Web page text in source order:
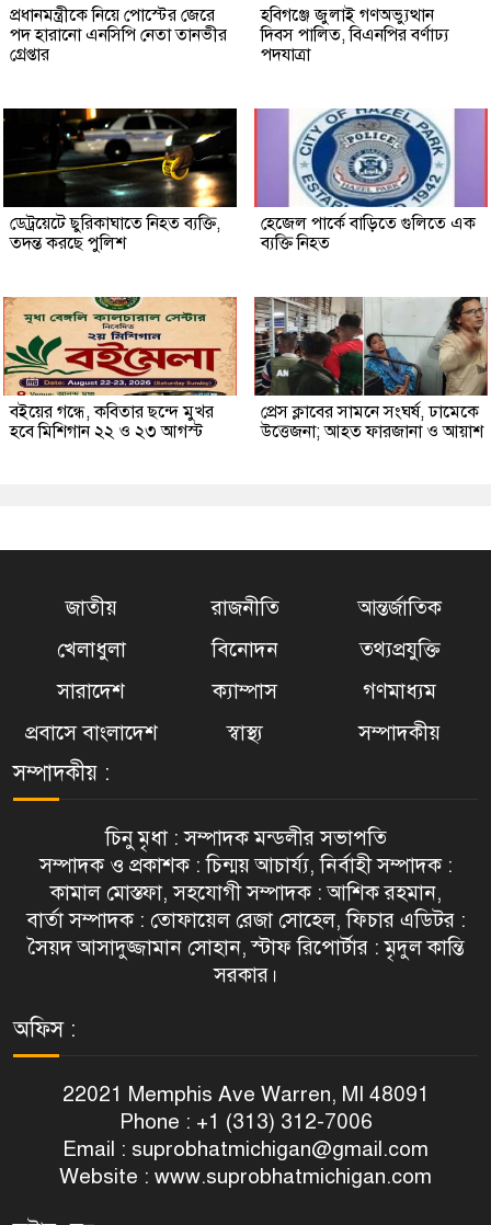
প্রধানমন্ত্রীকে নিয়ে পোস্টের জেরে
পদ হারানো এনসিপি নেতা তানভীর
গ্রেপ্তার
হবিগঞ্জে জুলাই গণঅভ্যুত্থান
দিবস পালিত, বিএনপির বর্ণাঢ্য
পদযাত্রা
ডেট্রয়েটে ছুরিকাঘাতে নিহত ব্যক্তি,
তদন্ত করছে পুলিশ
হেজেল পার্কে বাড়িতে গুলিতে এক
ব্যক্তি নিহত
বইয়ের গন্ধে, কবিতার ছন্দে মুখর
হবে মিশিগান ২২ ও ২৩ আগস্ট
প্রেস ক্লাবের সামনে সংঘর্ষ, ঢামেকে
উত্তেজনা; আহত ফারজানা ও আয়াশ
জাতীয় রাজনীতি
আন্তর্জাতিক
খেলাধুলা
বিনোদন
তথ্যপ্রযুক্তি
সারাদেশ
ক্যাম্পাস
গণমাধ্যম
প্রবাসে বাংলাদেশ
স্বাস্থ্য সম্পাদকীয়
সম্পাদকীয় :
চিনু মৃধা : সম্পাদক মন্ডলীর সভাপতি
সম্পাদক ও প্রকাশক : চিন্ময় আচার্য্য, নির্বাহী সম্পাদক :
কামাল মোস্তফা, সহযোগী সম্পাদক : আশিক রহমান,
বার্তা সম্পাদক : তোফায়েল রেজা সোহেল, ফিচার এডিটর :
সৈয়দ আসাদুজ্জামান সোহান, স্টাফ রিপোর্টার : মৃদুল কান্তি
সরকার।
অফিস :
22021 Memphis Ave Warren, MI 48091
Phone : +1 (313) 312-7006
Email : suprobhatmichigan@gmail.com
Website : www.suprobhatmichigan.com